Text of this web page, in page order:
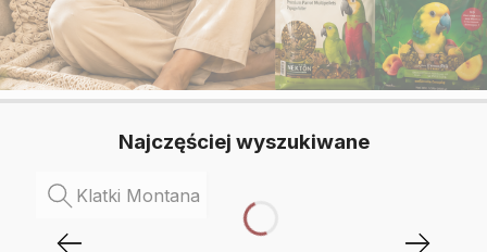
Najczęściej wyszukiwane
Klatki Montana